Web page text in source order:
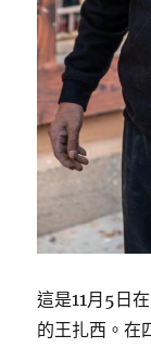
這是11月5日
的王扎西。在